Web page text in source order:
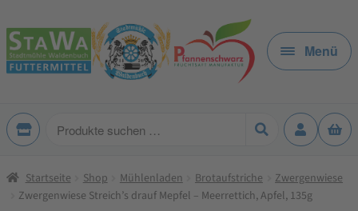
Zur
Navigation
springen
Zum
Inhalt
springen
Menü
Produkte
Startseite Shop Mühlenladen Brotaufstriche
Zwergenwiese
Zwergenwiese Streich’s drauf Mepfel – Meerrettich, Apfel, 135g